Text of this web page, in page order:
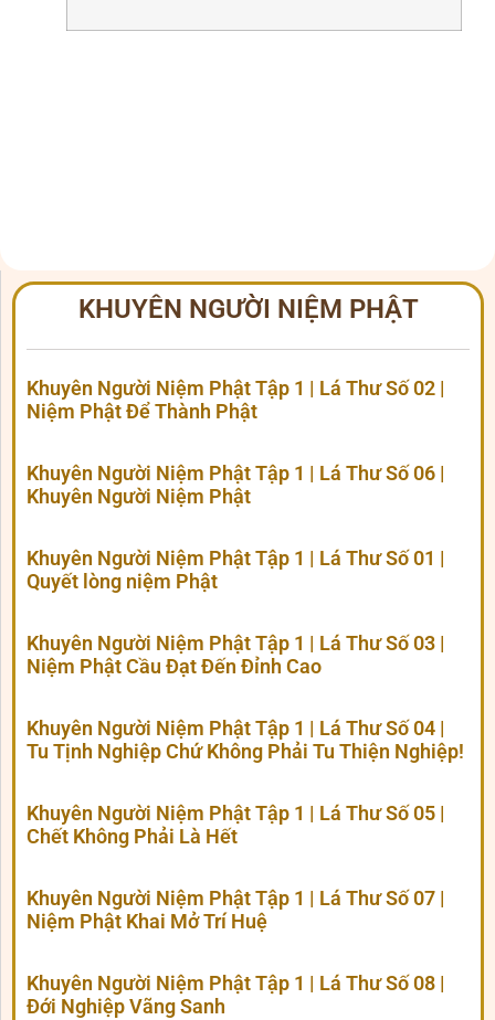
KHUYÊN NGƯỜI NIỆM PHẬT
Khuyên Người Niệm Phật Tập 1 | Lá Thư Số 02 |
Niệm Phật Để Thành Phật
Khuyên Người Niệm Phật Tập 1 | Lá Thư Số 06 |
Khuyên Người Niệm Phật
Khuyên Người Niệm Phật Tập 1 | Lá Thư Số 01 |
Quyết lòng niệm Phật
Khuyên Người Niệm Phật Tập 1 | Lá Thư Số 03 |
Niệm Phật Cầu Đạt Đến Đỉnh Cao
Khuyên Người Niệm Phật Tập 1 | Lá Thư Số 04 |
Tu Tịnh Nghiệp Chứ Không Phải Tu Thiện Nghiệp!
Khuyên Người Niệm Phật Tập 1 | Lá Thư Số 05 |
Chết Không Phải Là Hết
Khuyên Người Niệm Phật Tập 1 | Lá Thư Số 07 |
Niệm Phật Khai Mở Trí Huệ
Khuyên Người Niệm Phật Tập 1 | Lá Thư Số 08 |
Đới Nghiệp Vãng Sanh